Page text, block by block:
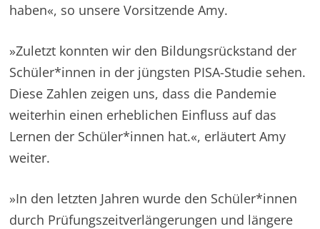
haben«, so unsere Vorsitzende Amy.
»Zuletzt konnten wir den Bildungsrückstand der
Schüler*innen in der jüngsten PISA-Studie sehen.
Diese Zahlen zeigen uns, dass die Pandemie
weiterhin einen erheblichen Einfluss auf das
Lernen der Schüler*innen hat.«, erläutert Amy
weiter.
»In den letzten Jahren wurde den Schüler*innen
durch Prüfungszeitverlängerungen und längere